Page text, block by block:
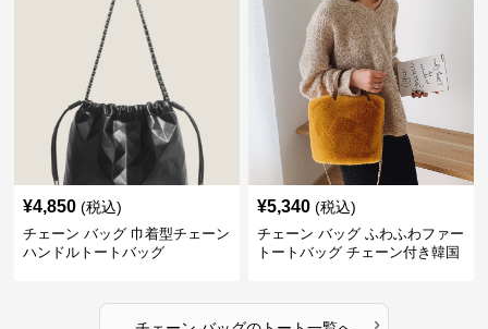
¥4,850 (税込)
チェーン バッグ 巾着型チェーン
ハンドルトートバッグ
¥5,340 (税込)
チェーン バッグ ふわふわファー
トートバッグ チェーン付き韓国
›